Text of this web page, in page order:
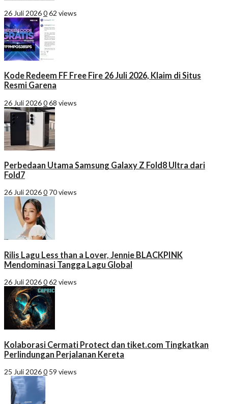
26 Juli 2026062 views
Kode Redeem FF Free Fire 26 Juli 2026, Klaim di Situs
Resmi Garena
26 Juli 2026068 views
Perbedaan Utama Samsung Galaxy Z Fold8 Ultra dari
Fold7
26 Juli 20260 70 views
Rilis Lagu Less than a Lover, Jennie BLACKPINK
Mendominasi Tangga Lagu Global
26 Juli 2026062 views
Kolaborasi Cermati Protect dan tiket.com Tingkatkan
Perlindungan Perjalanan Kereta
25 Juli 20260 59 views